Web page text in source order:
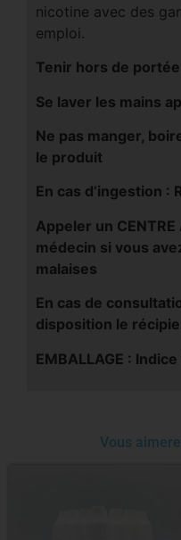
nicotine avec des
emploi.
Tenir hors de
Se laver les mains
Ne pas manger,
le produit
En cas d’ingestion :
Appeler un
médecin si vous
malaises
En cas de
disposition le
EMBALLAGE :
Vous